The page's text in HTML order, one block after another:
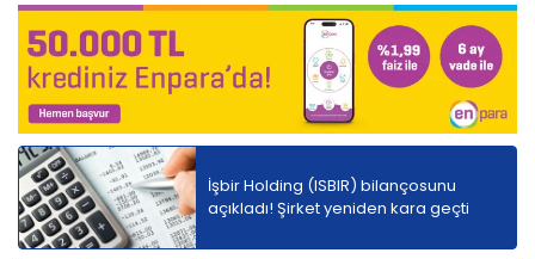
İşbir Holding (ISBIR) bilançosunu
açıkladı! Şirket yeniden kara geçti